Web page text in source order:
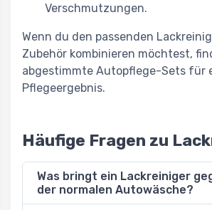
Verschmutzungen.
Wenn du den passenden
Zubehör kombinieren möchtest,
abgestimmte Autopflege-Sets für
Pflegeergebnis.
Häufige Fragen zu
Was bringt ein Lackreiniger
der normalen Autowäsche?